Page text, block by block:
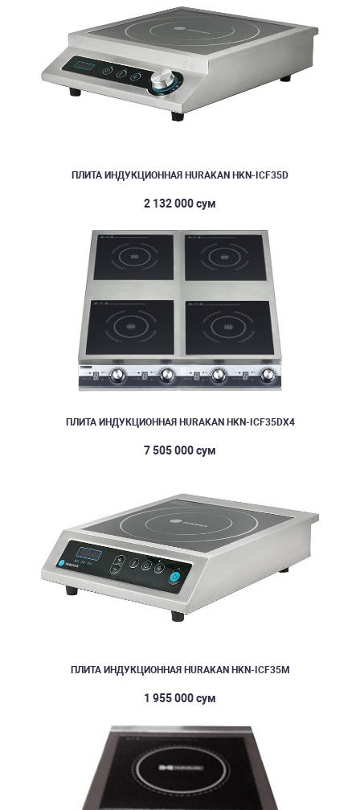
ПЛИТА ИНДУКЦИОННАЯ HURAKAN HKN-ICF35D
2 132 000 сум
ПЛИТА ИНДУКЦИОННАЯ HURAKAN HKN-ICF35DX4
7 505 000 сум
ПЛИТА ИНДУКЦИОННАЯ HURAKAN HKN-ICF35M
1 955 000 сум